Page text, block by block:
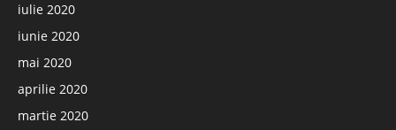
iulie 2020
iunie 2020
mai 2020
aprilie 2020
martie 2020